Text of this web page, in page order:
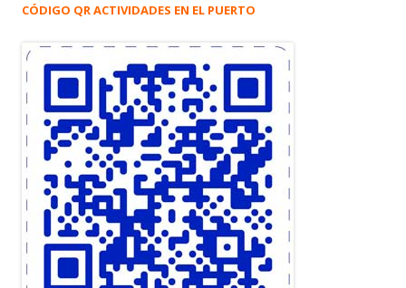
CÓDIGO QR ACTIVIDADES EN EL PUERTO